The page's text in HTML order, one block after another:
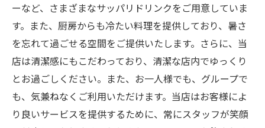
ーなど、さまざまなサッパリドリンクをご用意していま
す。また、厨房からも冷たい料理を提供しており、暑さ
を忘れて過ごせる空間をご提供いたします。さらに、当
店は清潔感にもこだわっており、清潔な店内でゆっくり
とお過ごしください。また、お一人様でも、グループで
も、気兼ねなくご利用いただけます。当店はお客様によ
り良いサービスを提供するために、常にスタッフが笑顔